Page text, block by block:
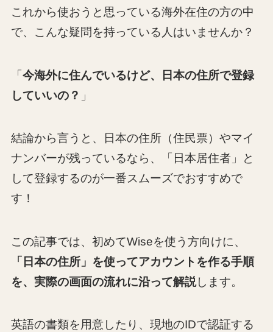
これから使おうと思っている海外在住の方の中
で、こんな疑問を持っている人はいませんか？
「今海外に住んでいるけど、日本の住所で登録
していいの？ 」
結論から言うと、日本の住所（住民票）やマイ
ナンバーが残っているなら、「日本居住者」と
して登録するのが一番スムーズでおすすめで
す！
この記事では、初めてWiseを使う方向けに、
「日本の住所」を使ってアカウントを作る手順
を、実際の画面の流れに沿って解説します。
英語の書類を用意したり、現地のIDで認証する